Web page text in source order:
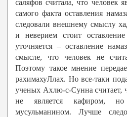
саляфов считала, что человек
самого факта оставления
следовали внешнему смыслу
и неверием стоит
уточняется – оставление
смысле, что человек не
Поэтому такое мнение
рахимахуЛлах. Но все-таки
ученых Ахлю-с-Сунна считает,
не является кафиром, но
мусульманином. Лучше